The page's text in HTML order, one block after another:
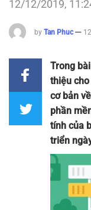
12/12/2019,
by Tan Phuc
Trong
thiệu
cơ bản
phần
tính của
triển